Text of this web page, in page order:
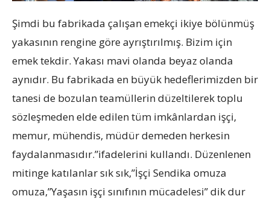
Şimdi bu fabrikada çalışan emekçi ikiye bölünmüş
yakasının rengine göre ayrıştırılmış. Bizim için
emek tekdir. Yakası mavi olanda beyaz olanda
aynıdır. Bu fabrikada en büyük hedeflerimizden bir
tanesi de bozulan teamüllerin düzeltilerek toplu
sözleşmeden elde edilen tüm imkânlardan işçi,
memur, mühendis, müdür demeden herkesin
faydalanmasıdır.”ifadelerini kullandı. Düzenlenen
mitinge katılanlar sık sık,”İşçi Sendika omuza
omuza,”Yaşasın işçi sınıfının mücadelesi” dik dur